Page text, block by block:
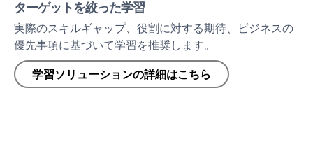
ターゲットを絞った学習
実際のスキルギャップ、役割に対する期待、ビジネスの
優先事項に基づいて学習を推奨します。
学習ソリューションの詳細はこちら